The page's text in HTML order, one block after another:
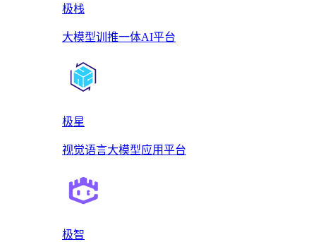
极栈
大模型训推一体AI平台
极星
视觉语言大模型应用平台
极智